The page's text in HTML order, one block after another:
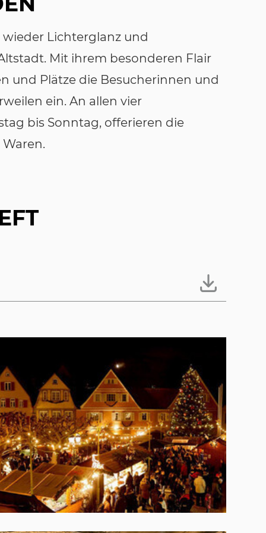
Lichterglanz und
Mit ihrem besonderen Flair
und Plätze die Besucherinnen und
ein. An allen vier
bis Sonntag, offerieren die
Waren.